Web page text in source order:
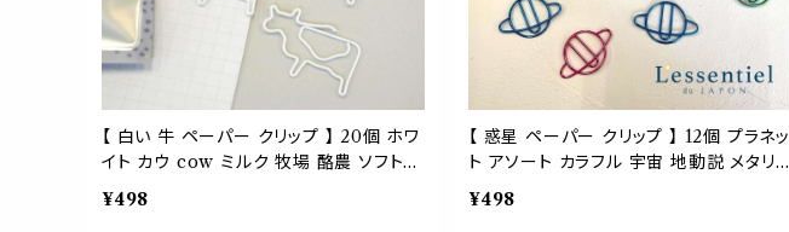
【 白い 牛 ペーパー クリップ 】 20個 ホワ
イト カウ cow ミルク 牧場 酪農 ソフトク
リーム チーズ 草 自然 畜産 動物 アニマ
ル ゼム デスク アイテム 文房具 オフィス
¥498
【 惑星 ペーパー クリップ 】 12個 プラネッ
ト アソート カラフル 宇宙 地動説 メタリッ
ク ステーショナリー 事務 用品 ラッピング
ギフト プレゼント ゼム デスク アイテム
¥498